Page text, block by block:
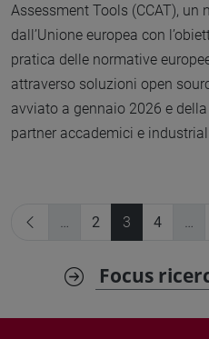
Assessment Tools (CCAT),
dall’Unione europea con
pratica delle normative
attraverso soluzioni open
avviato a gennaio 2026 e
partner accademici e
2 3 4
Focus